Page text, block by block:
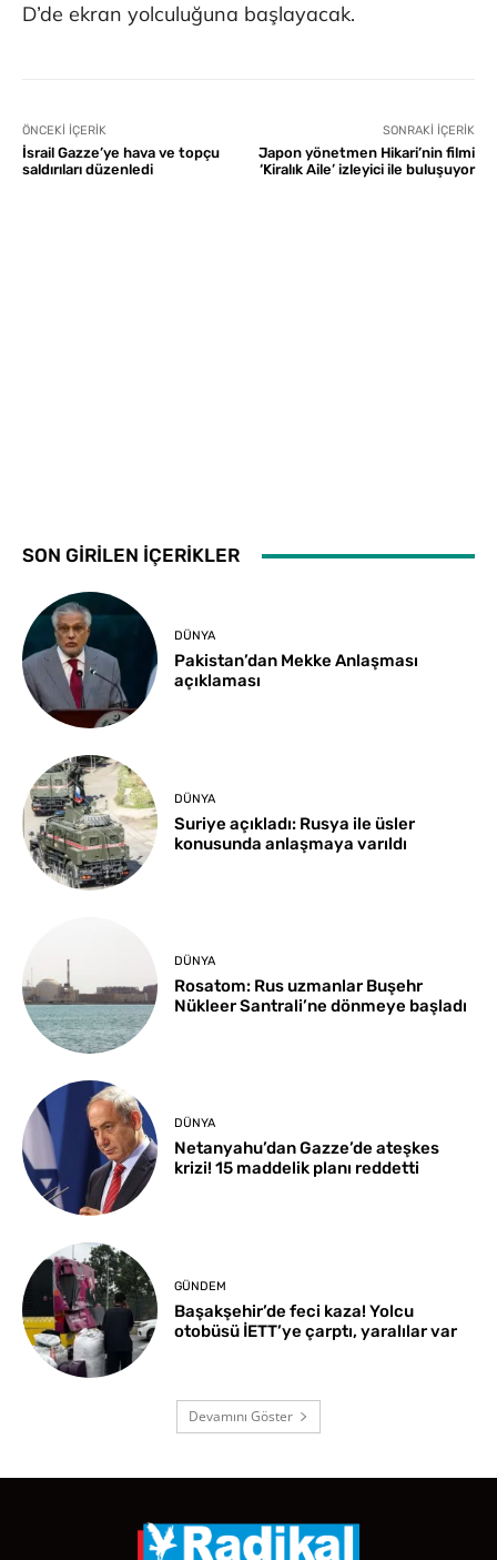
D’de ekran yolculuğuna başlayacak.
ÖNCEKI İÇERIK
İsrail Gazze’ye hava ve topçu
saldırıları düzenledi
SONRAKI İÇERIK
Japon yönetmen Hikari’nin filmi
‘Kiralık Aile’ izleyici ile buluşuyor
SON GİRİLEN İÇERİKLER
DÜNYA
Pakistan’dan Mekke Anlaşması
açıklaması
DÜNYA
Suriye açıkladı: Rusya ile üsler
konusunda anlaşmaya varıldı
DÜNYA
Rosatom: Rus uzmanlar Buşehr
Nükleer Santrali’ne dönmeye başladı
DÜNYA
Netanyahu’dan Gazze’de ateşkes
krizi! 15 maddelik planı reddetti
GÜNDEM
Başakşehir’de feci kaza! Yolcu
otobüsü İETT’ye çarptı, yaralılar var
Devamını Göster